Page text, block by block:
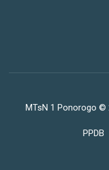
MTsN 1 Ponorogo ©
PPDB